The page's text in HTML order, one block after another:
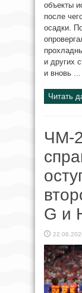
объекты
после
осадки.
и других
и вновь ...
Читать
ЧМ-
G и